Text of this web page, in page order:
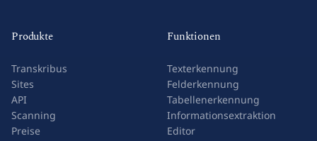
Produkte
Transkribus
Sites
API
Scanning
Preise
Funktionen
Texterkennung
Felderkennung
Tabellenerkennung
Informationsextraktion
Editor